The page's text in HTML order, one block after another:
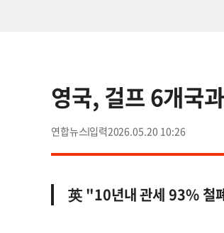
영국, 걸프 6개국
연합뉴스 2026.05.20 10:26
英 "10년내 관세 93% 철